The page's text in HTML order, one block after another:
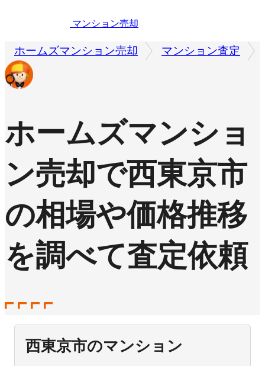
マンション売却
ホームズマンション売却 マンション査定
ホームズマンショ
ン売却で西東京市
の相場や価格推移
を調べて査定依頼
西東京市のマンション